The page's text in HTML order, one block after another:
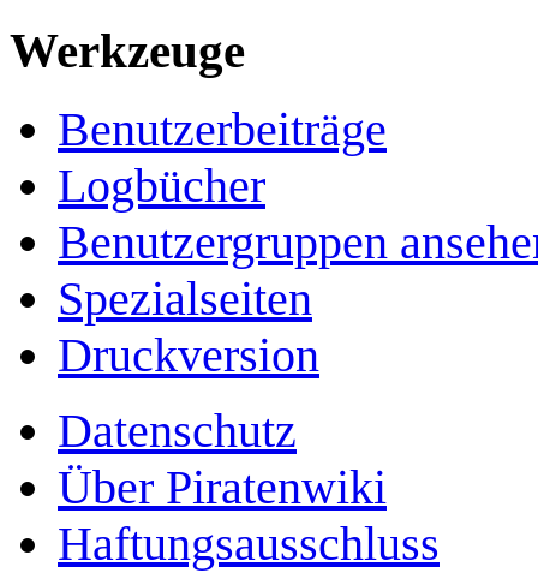
Werkzeuge
Benutzerbeiträge
Logbücher
Benutzergruppen
Spezialseiten
Druckversion
Datenschutz
Über Piratenwiki
Haftungsausschluss